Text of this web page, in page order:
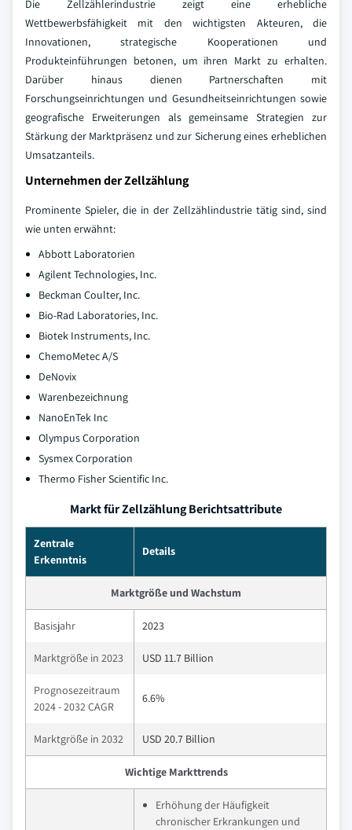
Die Zellzählerindustrie zeigt eine erhebliche
Wettbewerbsfähigkeit mit den wichtigsten Akteuren, die
Innovationen, strategische Kooperationen und
Produkteinführungen betonen, um ihren Markt zu erhalten.
Darüber hinaus dienen Partnerschaften mit
Forschungseinrichtungen und Gesundheitseinrichtungen sowie
geografische Erweiterungen als gemeinsame Strategien zur
Stärkung der Marktpräsenz und zur Sicherung eines erheblichen
Umsatzanteils.
Unternehmen der Zellzählung
Prominente Spieler, die in der Zellzählindustrie tätig sind, sind
wie unten erwähnt:
Abbott Laboratorien
Agilent Technologies, Inc.
Beckman Coulter, Inc.
Bio-Rad Laboratories, Inc.
Biotek Instruments, Inc.
ChemoMetec A/S
DeNovix
Warenbezeichnung
NanoEnTek Inc
Olympus Corporation
Sysmex Corporation
Thermo Fisher Scientific Inc.
Markt für Zellzählung Berichtsattribute
Zentrale
Erkenntnis
Details
Marktgröße und Wachstum
Basisjahr 2023
Marktgröße in 2023 USD 11.7 Billion
Prognosezeitraum
2024 - 2032 CAGR
6.6%
Marktgröße in 2032 USD 20.7 Billion
Wichtige Markttrends
Erhöhung der Häufigkeit
chronischer Erkrankungen und